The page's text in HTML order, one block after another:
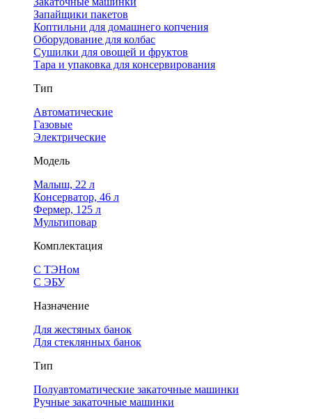
Запайщики пакетов
Коптильни для домашнего копчения
Оборудование для колбас
Сушилки для овощей и фруктов
Тара и упаковка для консервирования
Тип
Автоматические
Газовые
Электрические
Модель
Малыш, 22 л
Консерватор, 46 л
Фермер, 125 л
Мультиповар
Комплектация
С ТЭНом
С ЭБУ
Назначение
Для жестяных банок
Для стеклянных банок
Тип
Полуавтоматические закаточные машинки
Ручные закаточные машинки